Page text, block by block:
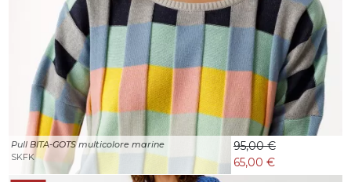
Pull BITA-GOTS multicolore marine
SKFK
95,00 €
65,00 €